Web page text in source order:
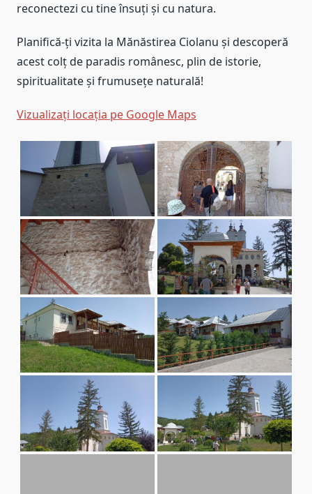
reconectezi cu tine însuți și cu natura.
Planifică-ți vizita la Mănăstirea Ciolanu și descoperă
acest colț de paradis românesc, plin de istorie,
spiritualitate și frumusețe naturală!
Vizualizați locația pe Google Maps